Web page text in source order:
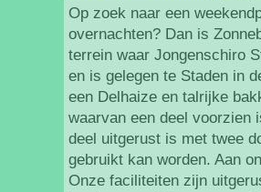
Op zoek naar een
overnachten? Dan is
terrein waar Jongenschiro
en is gelegen te Staden in
een Delhaize en talrijke
waarvan een deel voorzien
deel uitgerust is met twee
gebruikt kan worden. Aan
Onze faciliteiten zijn